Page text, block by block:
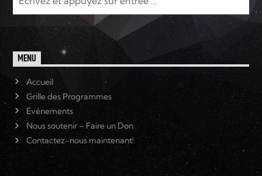
MENU
Accueil
Grille des Programmes
Événements
Nous soutenir – Faire un Don
Contactez-nous maintenant!